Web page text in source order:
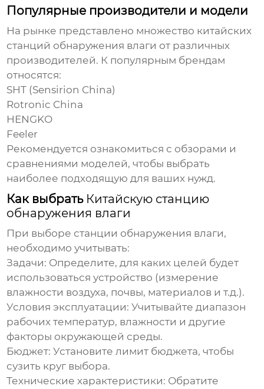
Популярные производители и модели
На рынке представлено множество китайских
станций обнаружения влаги от различных
производителей. К популярным брендам
относятся:
SHT (Sensirion China)
Rotronic China
HENGKO
Feeler
Рекомендуется ознакомиться с обзорами и
сравнениями моделей, чтобы выбрать
наиболее подходящую для ваших нужд.
Как выбрать Китайскую станцию
обнаружения влаги
При выборе станции обнаружения влаги,
необходимо учитывать:
Задачи: Определите, для каких целей будет
использоваться устройство (измерение
влажности воздуха, почвы, материалов и т.д.).
Условия эксплуатации: Учитывайте диапазон
рабочих температур, влажности и другие
факторы окружающей среды.
Бюджет: Установите лимит бюджета, чтобы
сузить круг выбора.
Технические характеристики: Обратите